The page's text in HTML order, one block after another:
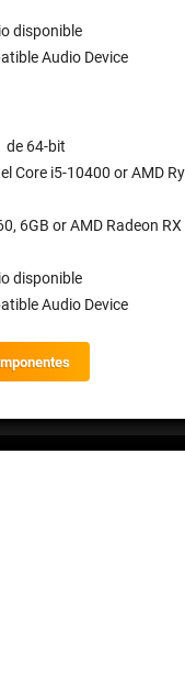
disponible
Audio Device
de 64-bit
Core i5-10400 or AMD
6GB or AMD Radeon
disponible
Audio Device